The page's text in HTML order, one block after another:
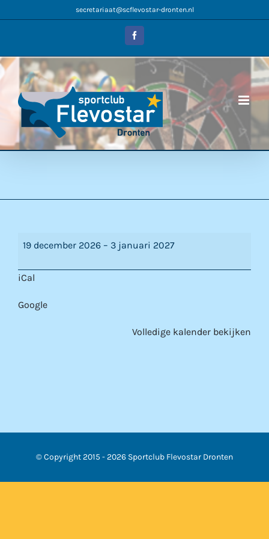
naar
secretariaat@scflevostar-dronten.nl
Facebook
Kerstvakantie
19 december 2026 – 3 januari 2027
iCal
Google
Volledige kalender bekijken
© Copyright 2015 -2026 Sportclub Flevostar Dronten